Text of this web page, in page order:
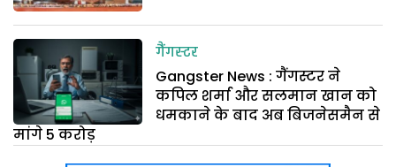
गैंगस्टर
Gangster News : गैंगस्टर ने
कपिल शर्मा और सलमान खान को
धमकाने के बाद अब बिजनेसमैन से
मांगे 5 करोड़